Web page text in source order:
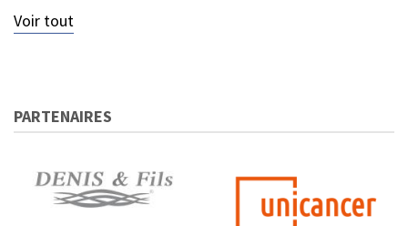
Voir tout
PARTENAIRES